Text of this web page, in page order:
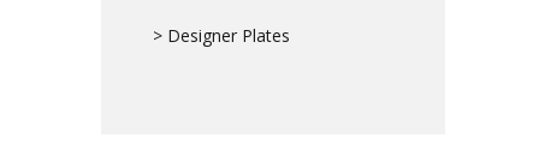
> Designer Plates